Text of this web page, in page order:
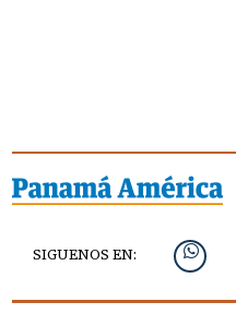
SIGUENOS EN: